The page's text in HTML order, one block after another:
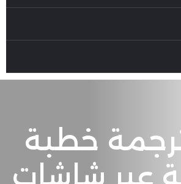
ترجمة خطبة
عبر شاشات